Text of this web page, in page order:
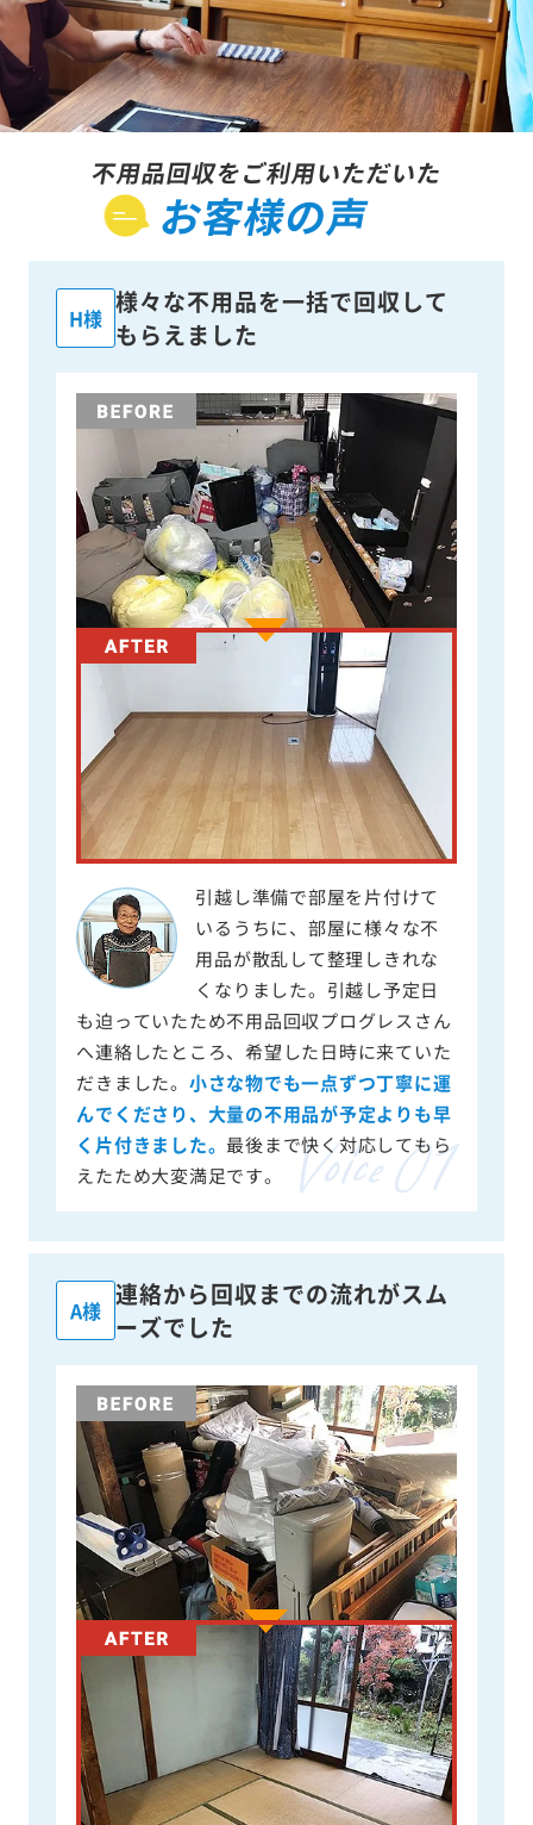
不用品回収をご利用いただいた
お客様の声
H様
様々な不用品を一括で回収して
もらえました
引越し準備で部屋を片付けて
いるうちに、部屋に様々な不
用品が散乱して整理しきれな
くなりました。引越し予定日
も迫っていたため不用品回収プログレスさん
へ連絡したところ、希望した日時に来ていた
だきました。 小さな物でも一点ずつ丁寧に運
んでくださり、大量の不用品が予定よりも早
く片付きました。 最後まで快く対応してもら
えたため大変満足です。
A様
連絡から回収までの流れがスム
ーズでした